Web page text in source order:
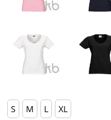
S M L XL